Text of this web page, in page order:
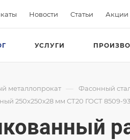
Новости Статьи Акции
УСЛУГИ
металлопрокат — Фасонный
250х250х28 мм СТ20 ГОСТ 8509-93